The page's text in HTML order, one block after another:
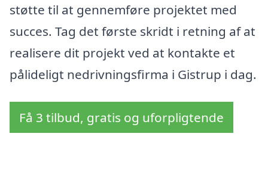
støtte til at gennemføre projektet med
succes. Tag det første skridt i retning af at
realisere dit projekt ved at kontakte et
pålideligt nedrivningsfirma i Gistrup i dag.
Få 3 tilbud, gratis og uforpligtende